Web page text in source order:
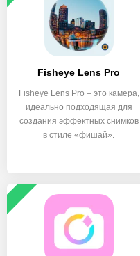
Fisheye Lens Pro
Fisheye Lens Pro – это камера,
идеально подходящая для
создания эффектных снимков
в стиле «фишай».